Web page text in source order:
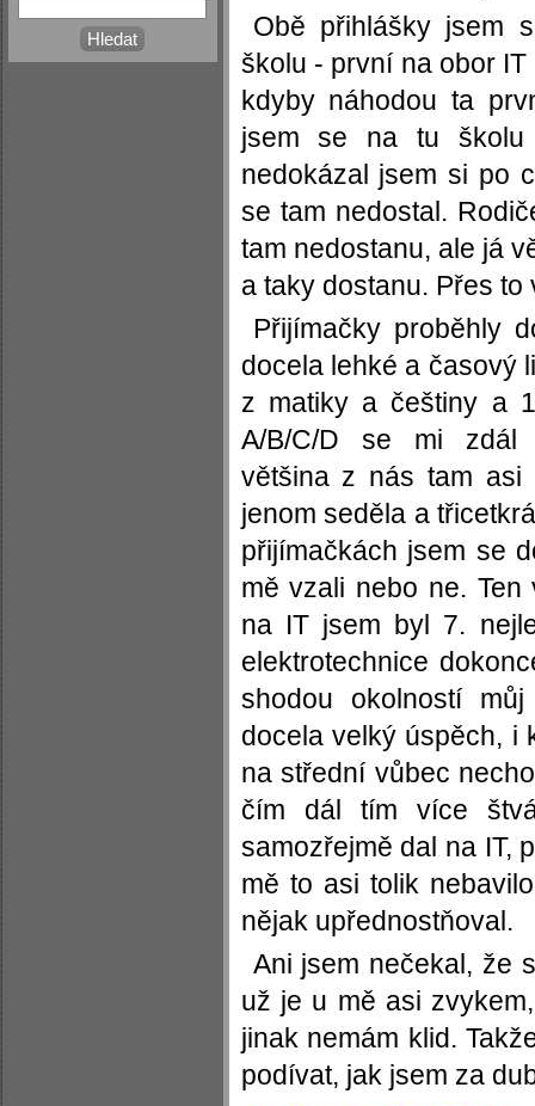
Obě přihlášky jsem
školu - první na obor
kdyby náhodou ta
jsem se na tu školu
nedokázal jsem si po
se tam nedostal.
tam nedostanu, ale já
a taky dostanu. Přes to
Přijímačky proběhly
docela lehké a časový
z matiky a češtiny a
A/B/C/D se mi zdál
většina z nás tam asi
jenom seděla a
přijímačkách jsem se
mě vzali nebo ne.
na IT jsem byl 7.
elektrotechnice
shodou okolností
docela velký úspěch, i
na střední vůbec
čím dál tím více
samozřejmě dal na IT,
mě to asi tolik
nějak upřednostňoval.
Ani jsem nečekal, že
už je u mě asi
jinak nemám klid.
podívat, jak jsem za